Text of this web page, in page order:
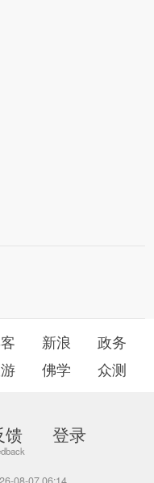
新浪
政务
佛学 众测
馈 登录